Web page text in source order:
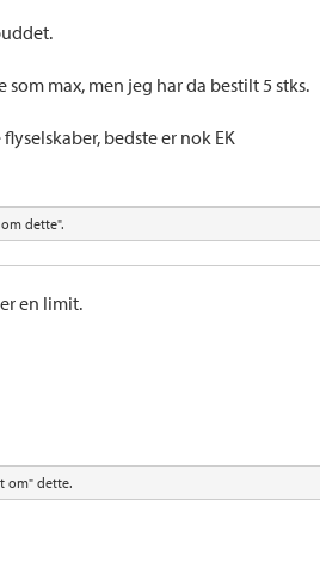
max, men jeg har da bestilt 5 stks.
bedste er nok EK
dette".
en limit.
om" dette.